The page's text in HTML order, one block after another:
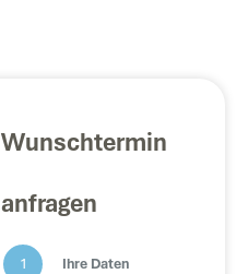
Wunschtermin
anfragen
1 Ihre Daten